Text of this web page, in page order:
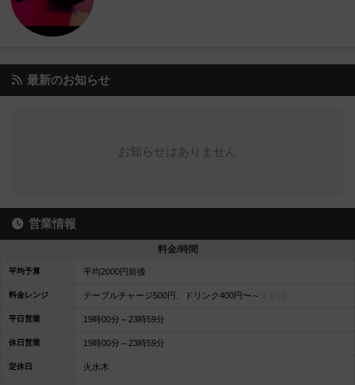
最新のお知らせ
お知らせはありません
営業情報
料金/時間
平均予算 平均2000円前後
料金レンジ テーブルチャージ500円、ドリンク400円〜～
平日営業 19時00分～23時59分
休日営業 19時00分～23時59分
定休日 火水木